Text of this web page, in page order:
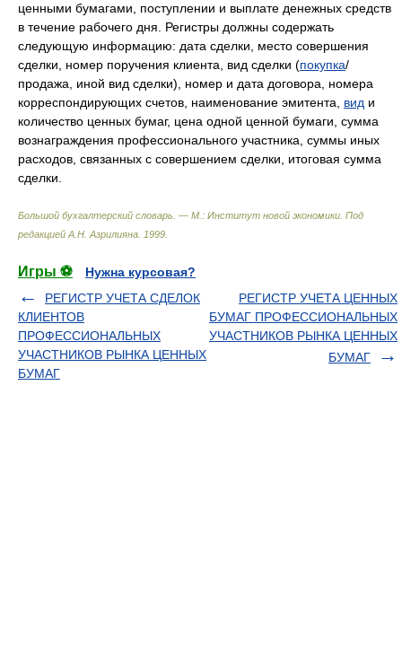
ценными бумагами, поступлении и выплате денежных средств
в течение рабочего дня. Регистры должны содержать
следующую информацию: дата сделки, место совершения
сделки, номер поручения клиента, вид сделки (покупка/
продажа, иной вид сделки), номер и дата договора, номера
корреспондирующих счетов, наименование эмитента, вид и
количество ценных бумаг, цена одной ценной бумаги, сумма
вознаграждения профессионального участника, суммы иных
расходов, связанных с совершением сделки, итоговая сумма
сделки.
Большой бухгалтерский словарь. — М.: Институт новой экономики Под
редакцией А.Н. Азрилияна 1999
Игры ⚽
Нужна курсовая?
РЕГИСТР УЧЕТА СДЕЛОК
КЛИЕНТОВ
ПРОФЕССИОНАЛЬНЫХ
УЧАСТНИКОВ РЫНКА ЦЕННЫХ
БУМАГ
РЕГИСТР УЧЕТА ЦЕННЫХ
БУМАГ ПРОФЕССИОНАЛЬНЫХ
УЧАСТНИКОВ РЫНКА ЦЕННЫХ
БУМАГ